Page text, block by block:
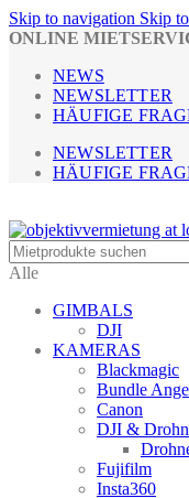
Skip to navigation Skip
ONLINE
NEWS
NEWSLETTER
HÄUFIGE
NEWSLETTER
HÄUFIGE
Alle
GIMBALS
DJI
KAMERAS
Blackmagic
Bundle
Canon
DJI &
Fujifilm
Insta360